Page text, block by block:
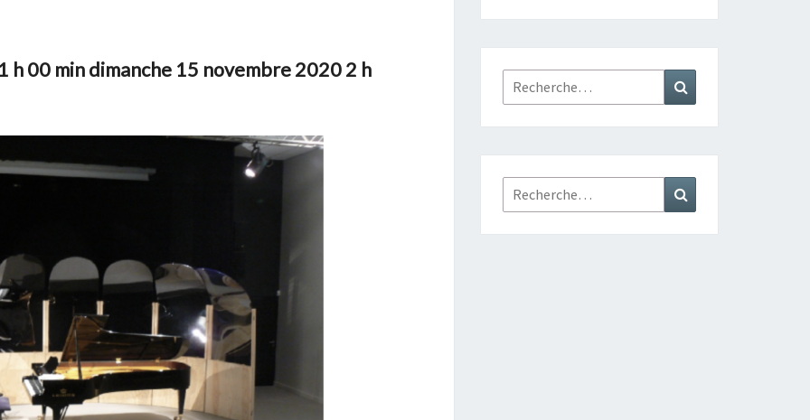
h 00 mindimanche 15 novembre 2020 2 h Rechercher :
Rechercher :